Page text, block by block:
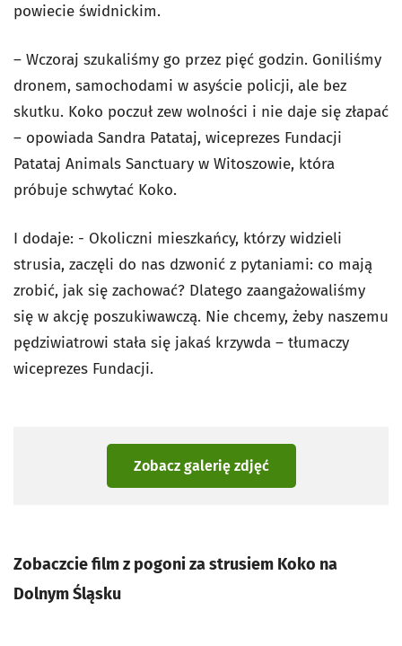
powiecie świdnickim.
– Wczoraj szukaliśmy go przez pięć godzin. Goniliśmy
dronem, samochodami w asyście policji, ale bez
skutku. Koko poczuł zew wolności i nie daje się złapać
– opowiada Sandra Patataj, wiceprezes Fundacji
Patataj Animals Sanctuary w Witoszowie, która
próbuje schwytać Koko.
I dodaje: - Okoliczni mieszkańcy, którzy widzieli
strusia, zaczęli do nas dzwonić z pytaniami: co mają
zrobić, jak się zachować? Dlatego zaangażowaliśmy
się w akcję poszukiwawczą. Nie chcemy, żeby naszemu
pędziwiatrowi stała się jakaś krzywda – tłumaczy
wiceprezes Fundacji.
Zobacz galerię zdjęć
Zobaczcie film z pogoni za strusiem Koko na
Dolnym Śląsku